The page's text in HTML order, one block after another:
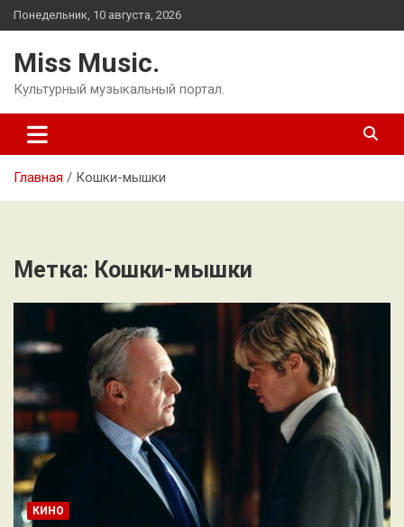
Перейти
к
Понедельник, 10 августа, 2026
Miss Music.
Культурный музыкальный портал.
Главная Кошки-мышки
Метка: Кошки-мышки
КИНО